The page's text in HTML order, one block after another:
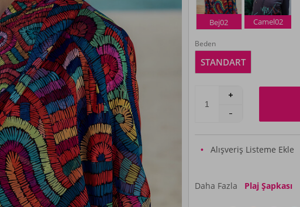
Bej02 Camel02
Beden
STANDART
Alışveriş Listeme Ekle
Daha Fazla Plaj Şapkası